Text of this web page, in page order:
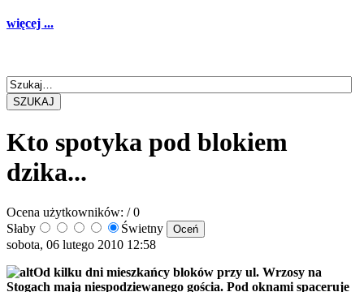
więcej ...
SZUKAJ
Kto spotyka pod blokiem
dzika...
Ocena użytkowników: / 0
Słaby
Świetny
sobota, 06 lutego 2010 12:58
Od kilku dni mieszkańcy bloków przy ul. Wrzosy na
Stogach mają niespodziewanego gościa. Pod oknami spaceruje